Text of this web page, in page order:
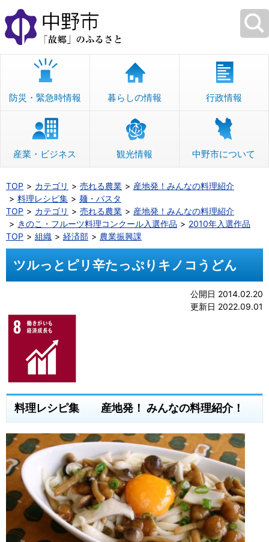
本
文
へ
移
防災・緊急時情報 暮らしの情報 行政情報
産業・ビジネス 観光情報 中野市について
TOP カテゴリ 売れる農業
産地発！みんなの料理紹介
料理レシピ集
麺・パスタ
TOP
カテゴリ 売れる農業
産地発！みんなの料理紹介
きのこ・フルーツ料理コンクール入選作品
2010年入選作品
TOP
組織 経済部 農業振興課
ツルっとピリ辛たっぷりキノコうどん
公開日 2014.02.20
更新日 2022.09.01
料理レシピ集 産地発！ みんなの料理紹介！